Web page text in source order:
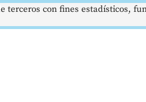
terceros con fines estadísticos,